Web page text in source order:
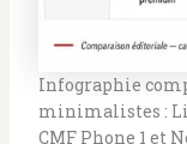
Infographie
minimalistes :
CMF Phone 1 et